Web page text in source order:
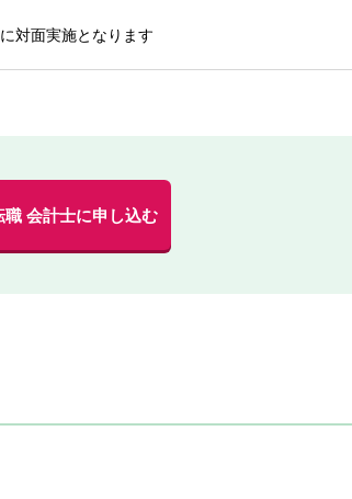
対面実施となります
会計士に申し込む